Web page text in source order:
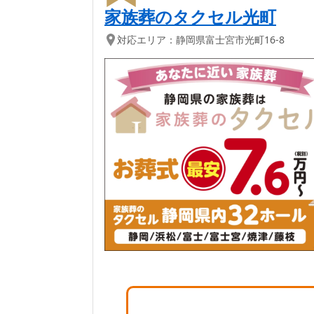
家族葬のタクセル光町
対応エリア： 静岡県富士宮市光町16-8